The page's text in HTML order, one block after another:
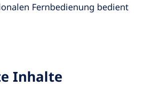
Fernbedienung bedient
Inhalte